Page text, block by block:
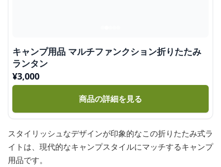
キャンプ用品 マルチファンクション折りたたみ
ランタン
¥3,000
商品の詳細を見る
スタイリッシュなデザインが印象的なこの折りたたみ式ラ
イトは、現代的なキャンプスタイルにマッチするキャンプ
用品です。